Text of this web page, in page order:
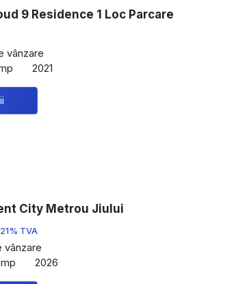
9 Residence 1 Loc Parcare
vânzare
2021
City Metrou Jiului
TVA
vânzare
2026